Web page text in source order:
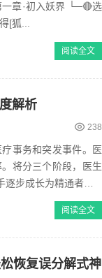
修路线 → 获得[狐...
阅读全文
解析
238
事务和突发事件。医
将分三个阶段，医生
步成长为精通者。 #
阅读全文
恢复误分解式神